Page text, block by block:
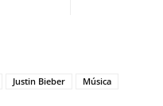
Justin Bieber Música